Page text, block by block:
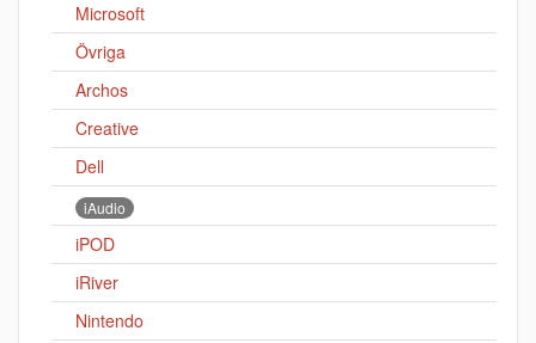
Microsoft
Övriga
Archos
Creative
Dell
iAudio
iPOD
iRiver
Nintendo